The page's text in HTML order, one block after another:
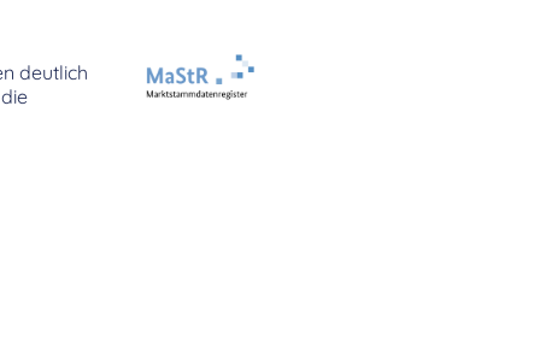
deutlich